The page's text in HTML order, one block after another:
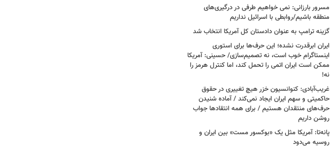
مسرور بارزانی: نمی خواهیم طرفی در درگیری‌های
منطقه باشیم/روابطی با اسرائیل نداریم
گزینه ترامپ به عنوان دادستان کل آمریکا انتخاب شد
ایران ابرقدرت نشده؛ این حرف‌ها برای استوری
اینستاگرام خوب است، نه تصمیم‌سازی/ حسینی: آمریکا
ممکن است ایران اتمی را تحمل کند، اما کنترل هرمز را
نه!
غریب‌آبادی: کنوانسیون خزر هیچ تغییری در حقوق
حاکمیتی و سهم ایران ایجاد نمی‌کند / آماده شنیدن
حرف‌های منتقدان هستیم / برای همه انتقادها جواب
روشن داریم
پانه‌تا: آمریکا مثل یک «بوکسور مست» بین ایران و
روسیه می‌دود